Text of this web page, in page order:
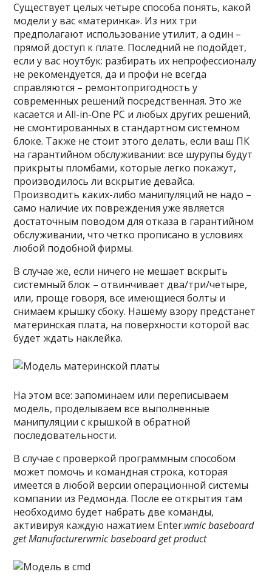
Существует целых четыре способа понять, какой
модели у вас «материнка». Из них три
предполагают использование утилит, а один –
прямой доступ к плате. Последний не подойдет,
если у вас ноутбук: разбирать их непрофессионалу
не рекомендуется, да и профи не всегда
справляются – ремонтопригодность у
современных решений посредственная. Это же
касается и All-in-One PC и любых других решений,
не смонтированных в стандартном системном
блоке. Также не стоит этого делать, если ваш ПК
на гарантийном обслуживании: все шурупы будут
прикрыты пломбами, которые легко покажут,
производилось ли вскрытие девайса.
Производить каких-либо манипуляций не надо –
само наличие их повреждения уже является
достаточным поводом для отказа в гарантийном
обслуживании, что четко прописано в условиях
любой подобной фирмы.
В случае же, если ничего не мешает вскрыть
системный блок – отвинчивает два/три/четыре,
или, проще говоря, все имеющиеся болты и
снимаем крышку сбоку. Нашему взору предстанет
материнская плата, на поверхности которой вас
будет ждать наклейка.
На этом все: запоминаем или переписываем
модель, проделываем все выполненные
манипуляции с крышкой в обратной
последовательности.
В случае с проверкой программным способом
может помочь и командная строка, которая
имеется в любой версии операционной системы
компании из Редмонда. После ее открытия там
необходимо будет набрать две команды,
активируя каждую нажатием Enter.wmic baseboard
get Manufacturerwmic baseboard get product